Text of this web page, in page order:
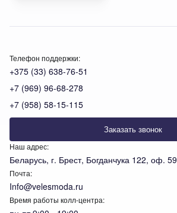
Телефон поддержки:
+375 (33) 638-76-51
+7 (969) 96-68-278
+7 (958) 58-15-115
Заказать звонок
Наш адрес:
Беларусь, г. Брест, Богданчука 122, оф. 59
Почта:
Info@velesmoda.ru
Время работы колл-центра: